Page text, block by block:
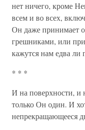
нет ничего, кроме
всем и во всех,
Он даже принимает
грешниками, или
кажутся нам едва
* * *
И на поверхности, и
только Он один. И
непрекращающееся